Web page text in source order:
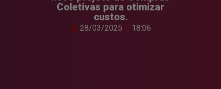
Coletivas para otimizar
custos.
28/03/2025 18:06